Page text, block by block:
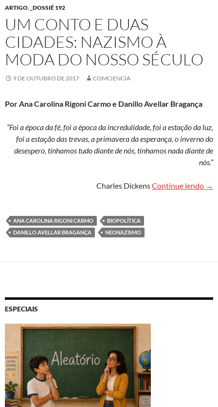
ARTIGO, _DOSSIÊ 192
UM CONTO E DUAS
CIDADES: NAZISMO À
MODA DO NOSSO SÉCULO
9 DE OUTUBRO DE 2017 COMCIENCIA
Por Ana Carolina Rigoni Carmo e Danillo Avellar Bragança
“Foi a época da fé, foi a época da incredulidade, foi a estação da luz,
foi a estação das trevas, a primavera da esperança, o inverno do
desespero, tínhamos tudo diante de nós, tínhamos nada diante de
nós.”
Charles DickensContinue lendo →
ANA CAROLINA RIGONI CARMO
BIOPOLÍTICA
DANILLO AVELLAR BRAGANÇA
NEONAZISMO
ESPECIAIS